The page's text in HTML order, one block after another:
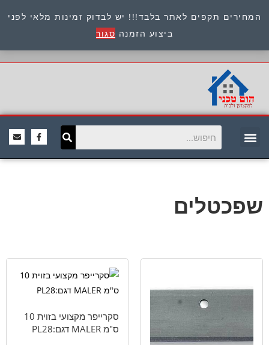
המחירים תקפים לאתר בלבד!!! יש לבדוק זמינות מלאי לפני
ביצוע הזמנה סגור
כתובת : היוזמים 9 אור יהודה שירות לקוחות 054-
8945722
שפכטלים
סקרייפר מקצועי בזוית 10
ס"מ MALER דגם:PL28